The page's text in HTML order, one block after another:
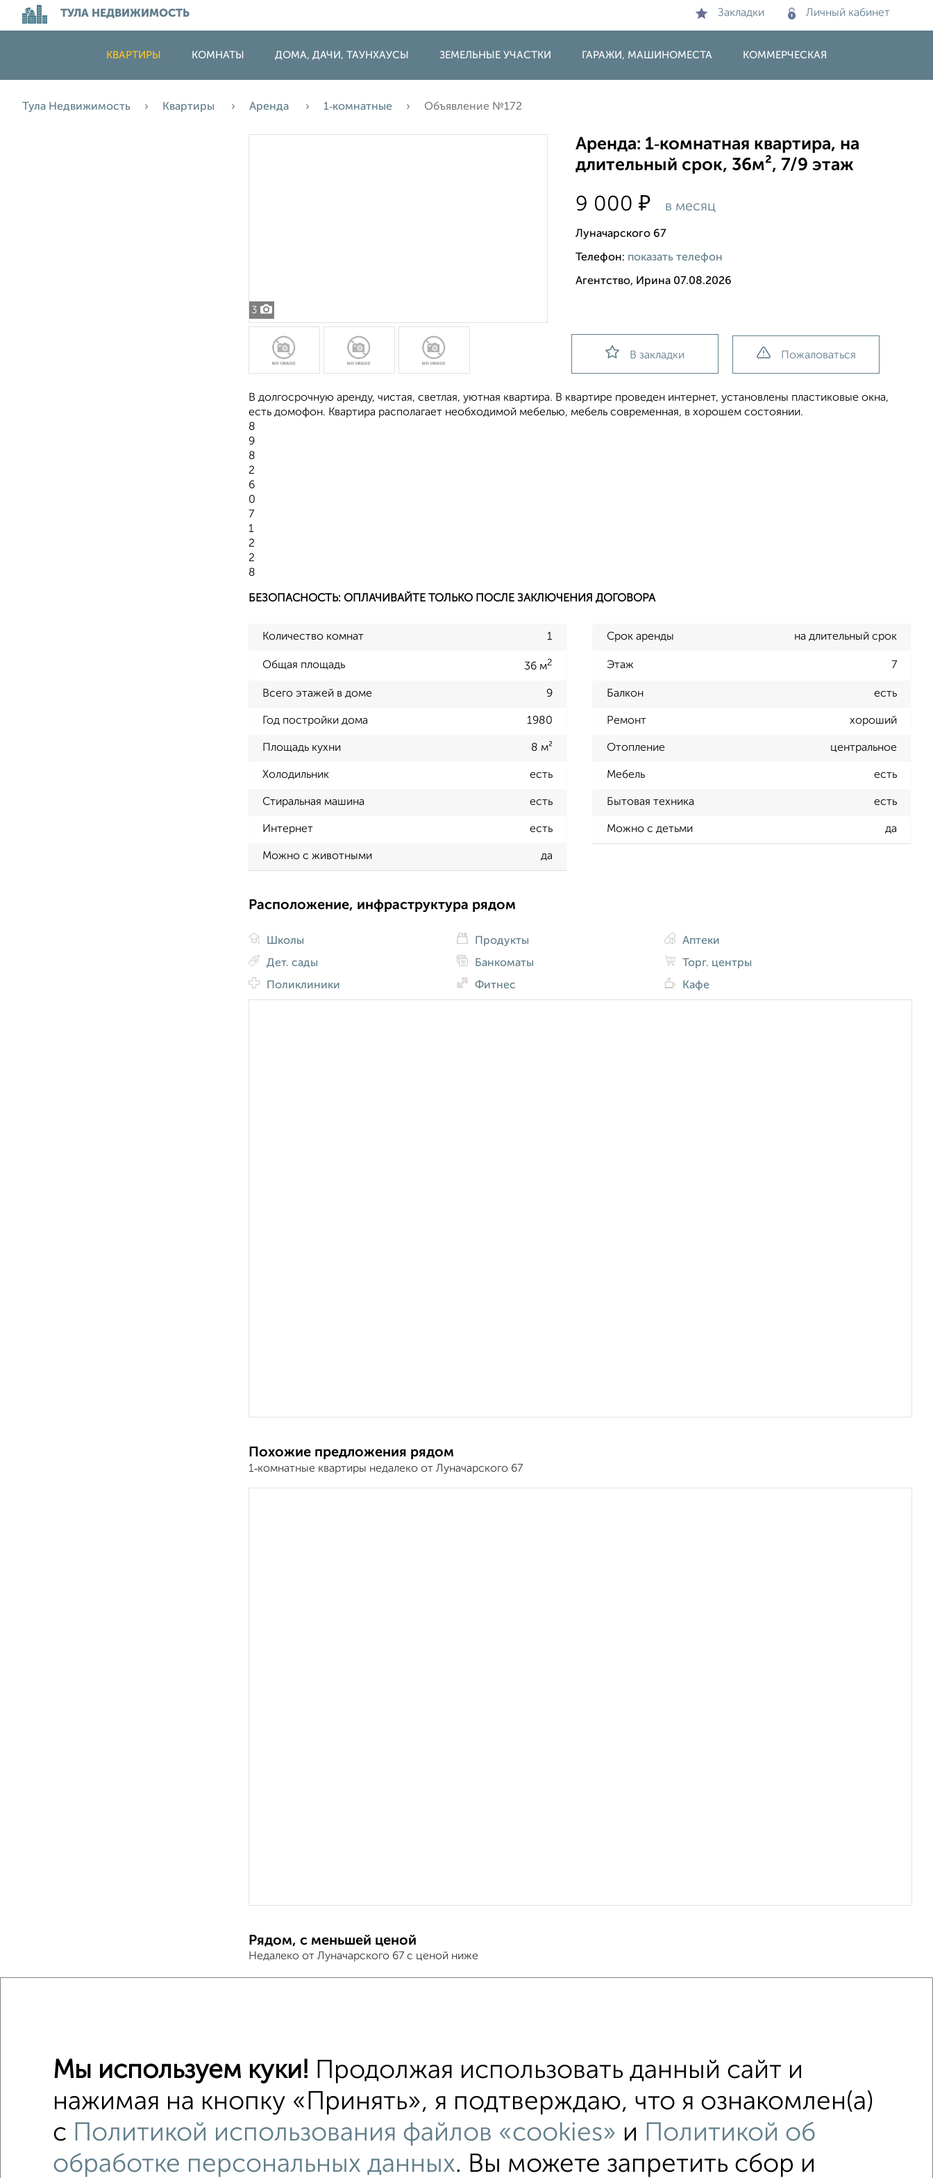
ТУЛА НЕДВИЖИМОСТЬ Закладки Личный кабинет
КВАРТИРЫ КОМНАТЫ ДОМА, ДАЧИ, ТАУНХАУСЫ ЗЕМЕЛЬНЫЕ УЧАСТКИ ГАРАЖИ, МАШИНОМЕСТА КОММЕРЧЕСКАЯ
Тула Недвижимость Квартиры Аренда 1‑комнатные Объявление №172
3
Аренда: 1‑комнатная квартира, на
длительный срок, 36м², 7/9 этаж
9 000₽ в месяц
Луначарского 67
Телефон: показать телефон
Агентство, Ирина 07.08.2026
В закладки Пожаловаться
В долгосрочную аренду, чистая, светлая, уютная квартира. В квартире проведен интернет, установлены пластиковые окна,
есть домофон. Квартира располагает необходимой мебелью, мебель современная, в хорошем состоянии.
8
9
8
2
6
0
7
1
2
2
8
БЕЗОПАСНОСТЬ: ОПЛАЧИВАЙТЕ ТОЛЬКО ПОСЛЕ ЗАКЛЮЧЕНИЯ ДОГОВОРА
Количество комнат 1 Срок аренды на длительный срок
Общая площадь 36 м2 Этаж 7
Всего этажей в доме 9 Балкон есть
Год постройки дома 1980 Ремонт хороший
Площадь кухни 8 м² Отопление центральное
Холодильник есть Мебель есть
Стиральная машина есть Бытовая техника есть
Интернет есть Можно с детьми да
Можно с животными да
Расположение, инфраструктура рядом
Школы
Дет. сады
Поликлиники
Продукты
Банкоматы
Фитнес
Аптеки
Торг. центры
Кафе
Похожие предложения рядом
1‑комнатные квартиры недалеко от Луначарского 67
Рядом, с меньшей ценой
Недалеко от Луначарского 67 с ценой ниже
С бытовой техникой
с хорошим ремонтом не первый этаж не последний этаж
с центральным отоплением Цена до 10 000 в мес. площадью до 40 м²
Мы используем куки! Продолжая использовать данный сайт и
нажимая на кнопку «Принять», я подтверждаю, что я ознакомлен(а)
с Политикой использования файлов «cookies» и Политикой об
обработке персональных данных. Вы можете запретить сбор и